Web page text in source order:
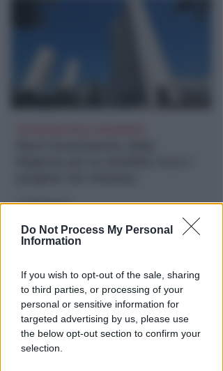
Do Not Process My Personal
Information
If you wish to opt-out of the sale, sharing
to third parties, or processing of your
personal or sensitive information for
targeted advertising by us, please use
the below opt-out section to confirm your
selection.
diRedazione